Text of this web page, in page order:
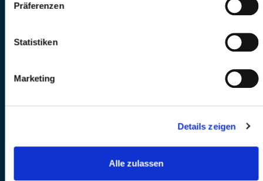
Präferenzen
Statistiken
Marketing
Details zeigen
Alle zulassen